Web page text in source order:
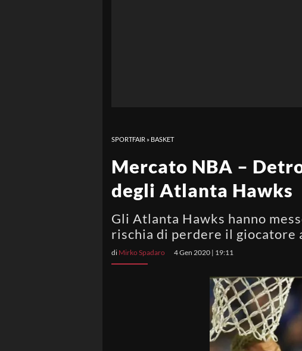
SPORTFAIR » BASKET
Mercato NBA –
degli Atlanta Hawks
Gli Atlanta Hawks hanno
rischia di perdere il giocatore
di Mirko Spadaro 4 Gen 2020 | 19:11